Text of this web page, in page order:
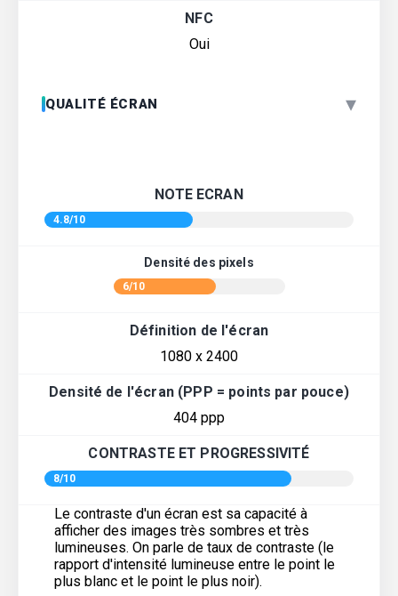
NFC
Oui
QUALITÉ ÉCRAN ▾
NOTE ECRAN
4.8/10
Densité des pixels
6/10
Définition de l'écran
1080 x 2400
Densité de l'écran (PPP = points par pouce)
404 ppp
CONTRASTE ET PROGRESSIVITÉ
8/10
Le contraste d'un écran est sa capacité à
afficher des images très sombres et très
lumineuses. On parle de taux de contraste (le
rapport d'intensité lumineuse entre le point le
plus blanc et le point le plus noir).